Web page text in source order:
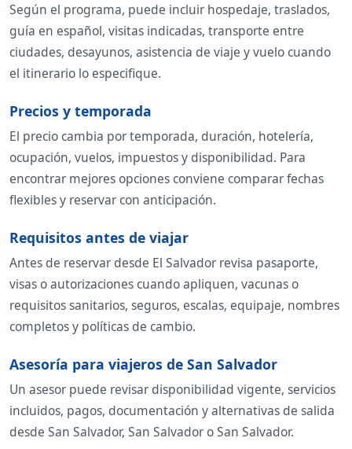
Según el programa, puede incluir hospedaje, traslados,
guía en español, visitas indicadas, transporte entre
ciudades, desayunos, asistencia de viaje y vuelo cuando
el itinerario lo especifique.
Precios y temporada
El precio cambia por temporada, duración, hotelería,
ocupación, vuelos, impuestos y disponibilidad. Para
encontrar mejores opciones conviene comparar fechas
flexibles y reservar con anticipación.
Requisitos antes de viajar
Antes de reservar desde El Salvador revisa pasaporte,
visas o autorizaciones cuando apliquen, vacunas o
requisitos sanitarios, seguros, escalas, equipaje, nombres
completos y políticas de cambio.
Asesoría para viajeros de San Salvador
Un asesor puede revisar disponibilidad vigente, servicios
incluidos, pagos, documentación y alternativas de salida
desde San Salvador, San Salvador o San Salvador.